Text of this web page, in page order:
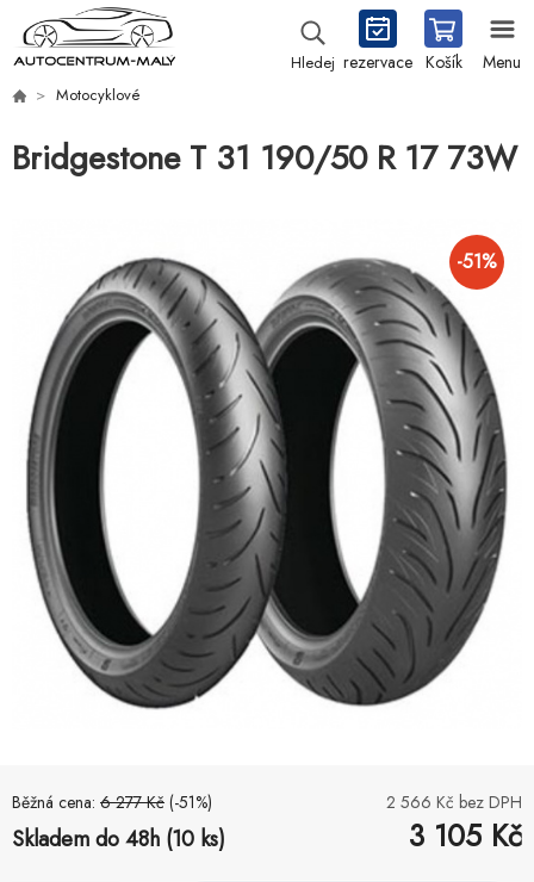
Hledej rezervace Košík Menu
Motocyklové
Bridgestone T 31 190/50 R 17 73W
-51%
Běžná cena: 6 277 Kč (-51%) 2 566 Kč bez DPH
Skladem do 48h (10 ks) 3 105 Kč